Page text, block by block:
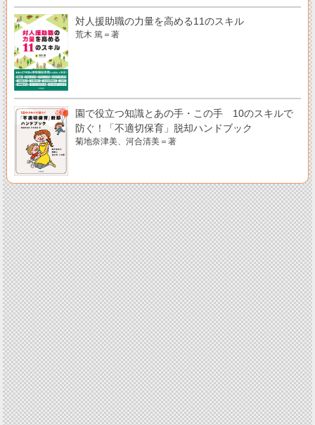
対人援助職の力量を高める11のスキル
荒木 篤＝著
園で役立つ知識とあの手・この手 10のスキルで
防ぐ！「不適切保育」脱却ハンドブック
菊地奈津美、河合清美＝著